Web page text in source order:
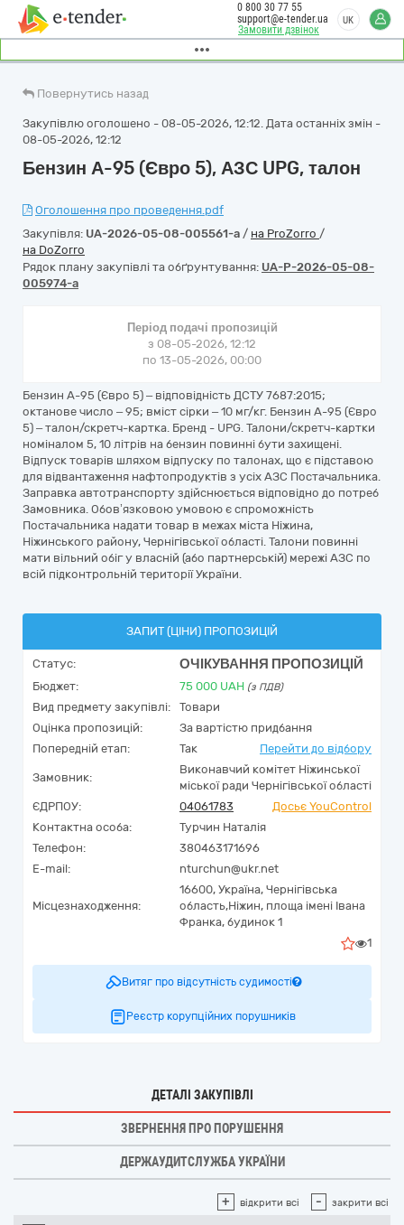
Замовити дзвінок
0 800 30 77 55
support@e-tender.ua
UK
Повернутись назад
Закупівлю оголошено - 08-05-2026, 12:12. Дата останніх змін -
08-05-2026, 12:12
Бензин А-95 (Євро 5), АЗС UPG, талон
Оголошення про проведення.pdf
Закупівля: UA-2026-05-08-005561-a / на ProZorro /
на DoZorro
Рядок плану закупівлі та обґрунтування: UA-P-2026-05-08-
005974-a
Період подачі пропозицій
з 08-05-2026, 12:12
по 13-05-2026, 00:00
Бензин А-95 (Євро 5) – відповідність ДСТУ 7687:2015;
октанове число – 95; вміст сірки – 10 мг/кг. Бензин А-95 (Євро
5) – талон/скретч-картка. Бренд - UPG. Талони/скретч-картки
номіналом 5, 10 літрів на бензин повинні бути захищені.
Відпуск товарів шляхом відпуску по талонах, що є підставою
для відвантаження нафтопродуктів з усіх АЗС Постачальника.
Заправка автотранспорту здійснюється відповідно до потреб
Замовника. Обов’язковою умовою є спроможність
Постачальника надати товар в межах міста Ніжина,
Ніжинського району, Чернігівської області. Талони повинні
мати вільний обіг у власній (або партнерській) мережі АЗС по
всій підконтрольній території України.
ЗАПИТ (ЦІНИ) ПРОПОЗИЦІЙ
Статус: ОЧІКУВАННЯ ПРОПОЗИЦІЙ
Бюджет: 75 000 UAH (з ПДВ)
Вид предмету закупівлі:
Товари
Оцінка пропозицій:
За вартістю придбання
Попередній етап:
Так Перейти до відбору
Замовник:
Виконавчий комітет Ніжинської
міської ради Чернігівської області
ЄДРПОУ:
04061783
Досьє YouControl
Контактна особа:
Турчин Наталія
Телефон:
380463171696
E-mail:
nturchun@ukr.net
Місцезнаходження:
16600, Україна, Чернігівська
область,Ніжин, площа імені Івана
Франка, будинок 1
1
Витяг про відсутність судимості
Реєстр корупційних порушників
ДЕТАЛІ ЗАКУПІВЛІ
ЗВЕРНЕННЯ ПРО ПОРУШЕННЯ
ДЕРЖАУДИТСЛУЖБА УКРАЇНИ
+ відкрити всі - закрити всі